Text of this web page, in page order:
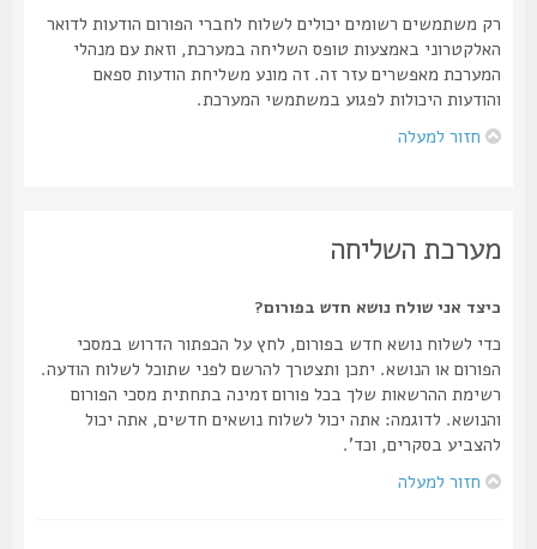
רק משתמשים רשומים יכולים לשלוח לחברי הפורום הודעות לדואר
האלקטרוני באמצעות טופס השליחה במערכת, וזאת עם מנהלי
המערכת מאפשרים עזר זה. זה מונע משליחת הודעות ספאם
והודעות היכולות לפגוע במשתמשי המערכת.
חזור למעלה
מערכת השליחה
כיצד אני שולח נושא חדש בפורום?
כדי לשלוח נושא חדש בפורום, לחץ על הכפתור הדרוש במסכי
הפורום או הנושא. יתכן ותצטרך להרשם לפני שתוכל לשלוח הודעה.
רשימת ההרשאות שלך בכל פורום זמינה בתחתית מסכי הפורום
והנושא. לדוגמה: אתה יכול לשלוח נושאים חדשים, אתה יכול
להצביע בסקרים, וכד'.
חזור למעלה